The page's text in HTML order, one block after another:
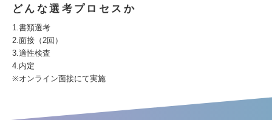
どんな選考プロセスか
1.書類選考
2.面接（2回）
3.適性検査
4.内定
※オンライン面接にて実施